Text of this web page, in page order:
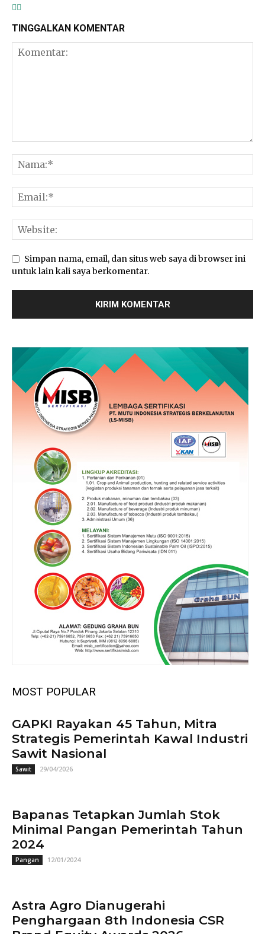
TINGGALKAN KOMENTAR
Simpan nama, email, dan situs web saya di browser ini
untuk lain kali saya berkomentar.
MOST POPULAR
GAPKI Rayakan 45 Tahun, Mitra
Strategis Pemerintah Kawal Industri
Sawit Nasional
Sawit 29/04/2026
Bapanas Tetapkan Jumlah Stok
Minimal Pangan Pemerintah Tahun
2024
Pangan 12/01/2024
Astra Agro Dianugerahi
Penghargaan 8th Indonesia CSR